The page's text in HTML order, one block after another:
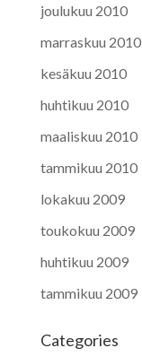
joulukuu 2010
marraskuu 2010
kesäkuu 2010
huhtikuu 2010
maaliskuu 2010
tammikuu 2010
lokakuu 2009
toukokuu 2009
huhtikuu 2009
tammikuu 2009
Categories